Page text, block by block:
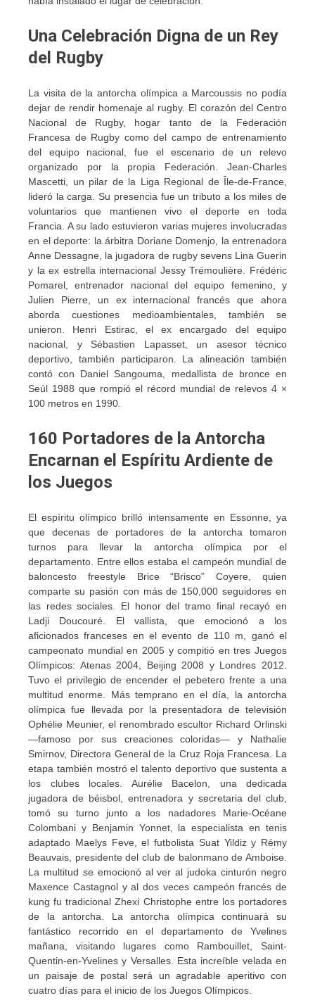
Una Celebración Digna de un Rey
del Rugby
La visita de la antorcha olímpica a Marcoussis no podía
dejar de rendir homenaje al rugby. El corazón del Centro
Nacional de Rugby, hogar tanto de la Federación
Francesa de Rugby como del campo de entrenamiento
del equipo nacional, fue el escenario de un relevo
organizado por la propia Federación. Jean-Charles
Mascetti, un pilar de la Liga Regional de Île-de-France,
lideró la carga. Su presencia fue un tributo a los miles de
voluntarios que mantienen vivo el deporte en toda
Francia. A su lado estuvieron varias mujeres involucradas
en el deporte: la árbitra Doriane Domenjo, la entrenadora
Anne Dessagne, la jugadora de rugby sevens Lina Guerin
y la ex estrella internacional Jessy Trémoulière. Frédéric
Pomarel, entrenador nacional del equipo femenino, y
Julien Pierre, un ex internacional francés que ahora
aborda cuestiones medioambientales, también se
unieron. Henri Estirac, el ex encargado del equipo
nacional, y Sébastien Lapasset, un asesor técnico
deportivo, también participaron. La alineación también
contó con Daniel Sangouma, medallista de bronce en
Seúl 1988 que rompió el récord mundial de relevos 4 ×
100 metros en 1990.
160 Portadores de la Antorcha
Encarnan el Espíritu Ardiente de
los Juegos
El espíritu olímpico brilló intensamente en Essonne, ya
que decenas de portadores de la antorcha tomaron
turnos para llevar la antorcha olímpica por el
departamento. Entre ellos estaba el campeón mundial de
baloncesto freestyle Brice “Brisco” Coyere, quien
comparte su pasión con más de 150,000 seguidores en
las redes sociales. El honor del tramo final recayó en
Ladji Doucouré. El vallista, que emocionó a los
aficionados franceses en el evento de 110 m, ganó el
campeonato mundial en 2005 y compitió en tres Juegos
Olímpicos: Atenas 2004, Beijing 2008 y Londres 2012.
Tuvo el privilegio de encender el pebetero frente a una
multitud enorme. Más temprano en el día, la antorcha
olímpica fue llevada por la presentadora de televisión
Ophélie Meunier, el renombrado escultor Richard Orlinski
—famoso por sus creaciones coloridas— y Nathalie
Smirnov, Directora General de la Cruz Roja Francesa. La
etapa también mostró el talento deportivo que sustenta a
los clubes locales. Aurélie Bacelon, una dedicada
jugadora de béisbol, entrenadora y secretaria del club,
tomó su turno junto a los nadadores Marie-Océane
Colombani y Benjamin Yonnet, la especialista en tenis
adaptado Maelys Feve, el futbolista Suat Yildiz y Rémy
Beauvais, presidente del club de balonmano de Amboise.
La multitud se emocionó al ver al judoka cinturón negro
Maxence Castagnol y al dos veces campeón francés de
kung fu tradicional Zhexi Christophe entre los portadores
de la antorcha. La antorcha olímpica continuará su
fantástico recorrido en el departamento de Yvelines
mañana, visitando lugares como Rambouillet, Saint-
Quentin-en-Yvelines y Versalles. Esta increíble velada en
un paisaje de postal será un agradable aperitivo con
cuatro días para el inicio de los Juegos Olímpicos.